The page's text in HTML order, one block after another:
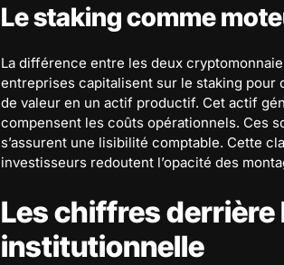
Le staking comme
La différence entre les deux
entreprises capitalisent sur le staking
de valeur en un actif productif. Cet actif
compensent les coûts opérationnels. Ces
s’assurent une lisibilité comptable. Cette
investisseurs redoutent l’opacité des
Les chiffres derrière
institutionnelle